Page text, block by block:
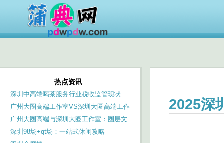
2025深
热点资讯
深圳中高端喝茶服务行业税收监管现状
广州大圈高端工作室VS深圳大圈高端工作
室：服务品质与价格差异解析
广州大圈高端与深圳大圈工作室：圈层文
化对品茶服务的影响
深圳98场+qt场：一站式休闲攻略